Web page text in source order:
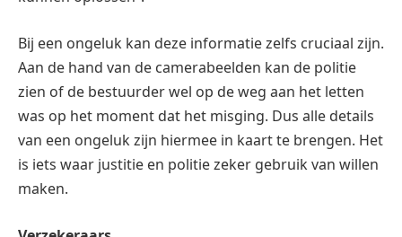
Bij een ongeluk kan deze informatie zelfs cruciaal zijn.
Aan de hand van de camerabeelden kan de politie
zien of de bestuurder wel op de weg aan het letten
was op het moment dat het misging. Dus alle details
van een ongeluk zijn hiermee in kaart te brengen. Het
is iets waar justitie en politie zeker gebruik van willen
maken.